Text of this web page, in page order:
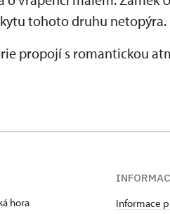
tohoto druhu netopýra.
propojí s romantickou
hora
Informace